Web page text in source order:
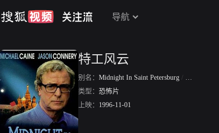
导航
特工风云
别名： Midnight In Saint Petersburg / 特务风云
类型： 恐怖片
上映： 1996-11-01